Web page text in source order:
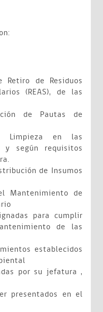
de Residuos
(REAS), de las
de Pautas de
Limpieza en las
y según requisitos
de Insumos
Mantenimiento de
para cumplir
de las
establecidos
por su jefatura ,
presentados en el